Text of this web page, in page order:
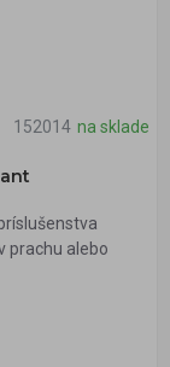
152014 na sklade
prachu alebo